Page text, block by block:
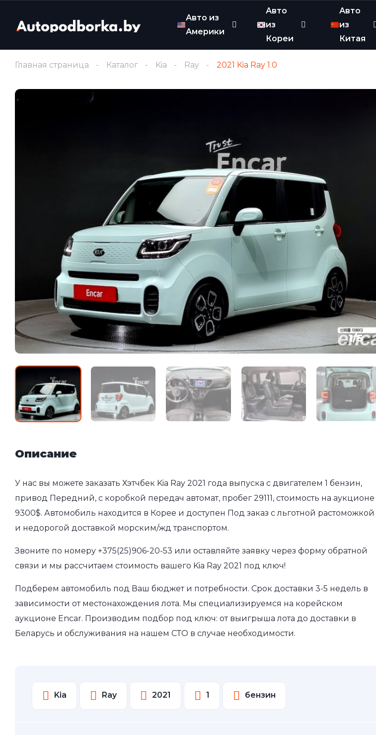
Авто из
Америки
Авто
из
Кореи
Авто
из
Китая
Главная страница Каталог Kia Ray 2021 Kia Ray 1.0
1/5
Описание
У нас вы можете заказать Хэтчбек Kia Ray 2021 года выпуска с двигателем 1 бензин,
привод Передний, с коробкой передач автомат, пробег 29111, стоимость на аукционе
9300$. Автомобиль находится в Корее и доступен Под заказ с льготной растоможкой
и недорогой доставкой морским/жд транспортом.
Звоните по номеру +375(25)906-20-53 или оставляйте заявку через форму обратной
связи и мы рассчитаем стоимость вашего Kia Ray 2021 под ключ!
Подберем автомобиль под Ваш бюджет и потребности. Срок доставки 3-5 недель в
зависимости от местонахождения лота. Мы специализируемся на корейском
аукционе Encar. Производим подбор под ключ: от выигрыша лота до доставки в
Беларусь и обслуживания на нашем СТО в случае необходимости.
Kia Ray 2021 1 бензин